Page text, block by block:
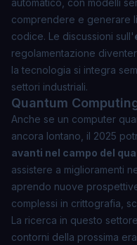
automatico, con modelli
comprendere e generare
codice. Le discussioni sull'
regolamentazione
la tecnologia si integra
settori industriali.
Quantum
Anche se un computer
ancora lontano, il 2025
avanti nel campo del
assistere a miglioramenti
aprendo nuove
complessi in crittografia,
La ricerca in questo
contorni della prossima